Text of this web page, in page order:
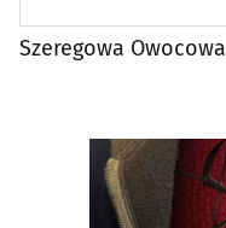
Szeregowa Owocowa